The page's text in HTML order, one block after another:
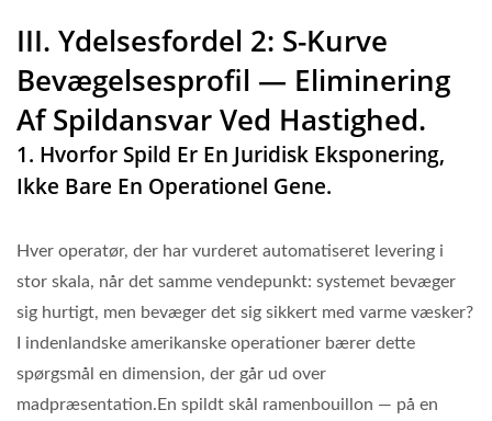
III. Ydelsesfordel 2: S-Kurve
Bevægelsesprofil — Eliminering
Af Spildansvar Ved Hastighed.
1. Hvorfor Spild Er En Juridisk Eksponering,
Ikke Bare En Operationel Gene.
Hver operatør, der har vurderet automatiseret levering i
stor skala, når det samme vendepunkt: systemet bevæger
sig hurtigt, men bevæger det sig sikkert med varme væsker?
I indenlandske amerikanske operationer bærer dette
spørgsmål en dimension, der går ud over
madpræsentation.En spildt skål ramenbouillon — på en